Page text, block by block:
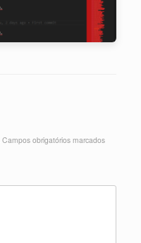
Campos obrigatórios marcados